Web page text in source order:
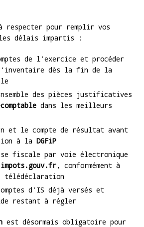
respecter pour remplir vos
délais impartis :
de l’exercice et procéder
dès la fin de la
des pièces justificatives
dans les meilleurs
et le compte de résultat avant
à la DGFiP
fiscale par voie électronique
impots.gouv.fr, conformément à
télédéclaration
d’IS déjà versés et
restant à régler
est désormais obligatoire pour